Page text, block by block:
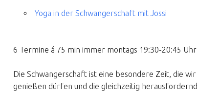
Yoga in der Schwangerschaft mit Jossi
6 Termine á 75 min immer montags 19:30-20:45 Uhr
Die Schwangerschaft ist eine besondere Zeit, die wir
genießen dürfen und die gleichzeitig herausfordernd